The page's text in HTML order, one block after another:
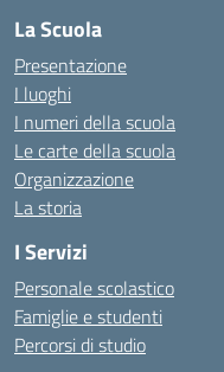
La Scuola
Presentazione
I luoghi
I numeri della scuola
Le carte della scuola
Organizzazione
La storia
I Servizi
Personale scolastico
Famiglie e studenti
Percorsi di studio